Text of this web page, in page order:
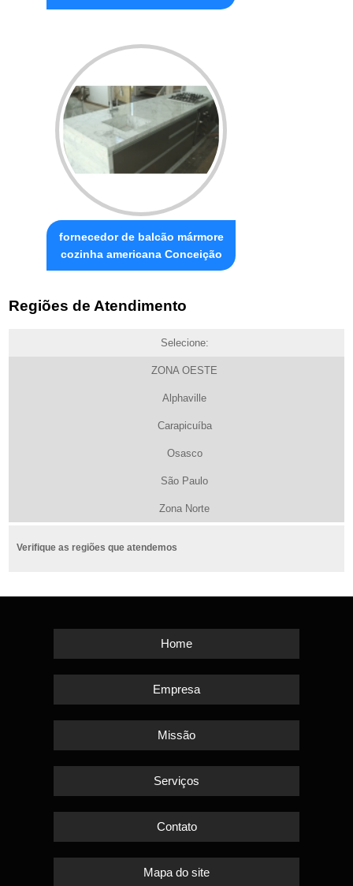
fornecedor de balcão mármore
cozinha americana Conceição
Regiões de Atendimento
Selecione:
ZONA OESTE
Alphaville
Carapicuíba
Osasco
São Paulo
Zona Norte
Verifique as regiões que atendemos
Home
Empresa
Missão
Serviços
Contato
Mapa do site